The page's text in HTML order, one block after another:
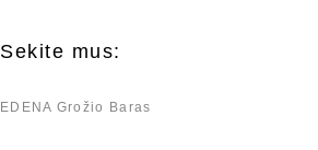
Sekite mus:
EDENA Grožio Baras